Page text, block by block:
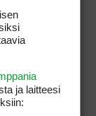
olla harhaa, ei
oikeasti
jälleen
mystisestä
ja laitteesi